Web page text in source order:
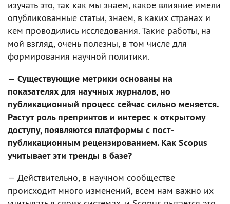
изучать это, так как мы знаем, какое влияние имели
опубликованные статьи, знаем, в каких странах и
кем проводились исследования. Такие работы, на
мой взгляд, очень полезны, в том числе для
формирования научной политики.
— Существующие метрики основаны на
показателях для научных журналов, но
публикационный процесс сейчас сильно меняется.
Растут роль препринтов и интерес к открытому
доступу, появляются платформы с пост-
публикационным рецензированием. Как Scopus
учитывает эти тренды в базе?
— Действительно, в научном сообществе
происходит много изменений, всем нам важно их